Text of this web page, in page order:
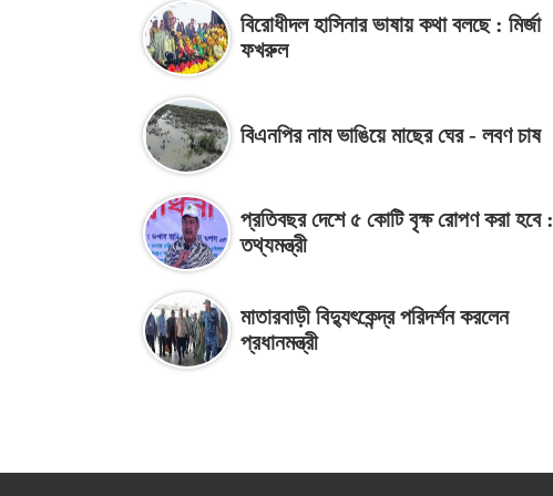
বিরোধীদল হাসিনার ভাষায় কথা বলছে : মির্জা
ফখরুল
বিএনপির নাম ভাঙিয়ে মাছের ঘের - লবণ চাষ
প্রতিবছর দেশে ৫ কোটি বৃক্ষ রোপণ করা হবে :
তথ্যমন্ত্রী
মাতারবাড়ী বিদ্যুৎকেন্দ্র পরিদর্শন করলেন
প্রধানমন্ত্রী